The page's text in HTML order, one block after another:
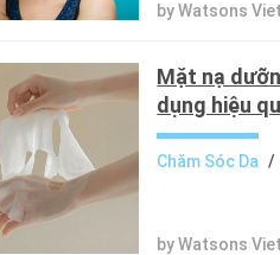
by Watsons
Mặt nạ
dụng hiệu
Chăm Sóc Da /
by Watsons